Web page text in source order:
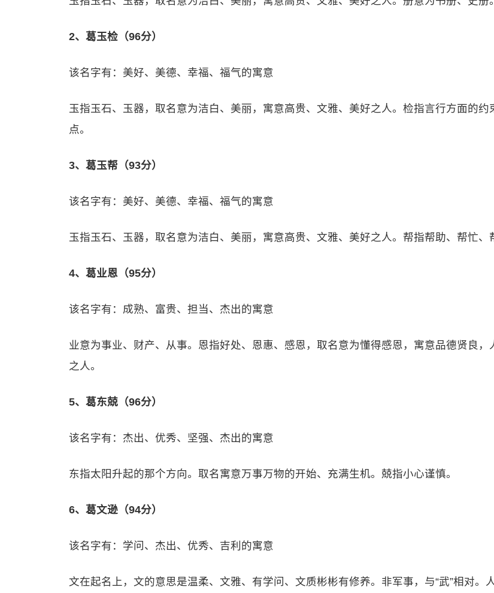
2、葛玉检（96分）
该名字有：美好、美德、幸福、福气的寓意
玉指玉石、玉器，取名意为洁白、美丽，寓意高贵、文雅、美好之人。检指言行方面的约
点。
3、葛玉帮（93分）
该名字有：美好、美德、幸福、福气的寓意
玉指玉石、玉器，取名意为洁白、美丽，寓意高贵、文雅、美好之人。帮指帮助、帮忙、
4、葛业恩（95分）
该名字有：成熟、富贵、担当、杰出的寓意
业意为事业、财产、从事。恩指好处、恩惠、感恩，取名意为懂得感恩，寓意品德贤良，
之人。
5、葛东兢（96分）
该名字有：杰出、优秀、坚强、杰出的寓意
东指太阳升起的那个方向。取名寓意万事万物的开始、充满生机。兢指小心谨慎。
6、葛文逊（94分）
该名字有：学问、杰出、优秀、吉利的寓意
文在起名上，文的意思是温柔、文雅、有学问、文质彬彬有修养。非军事，与“武”相对。